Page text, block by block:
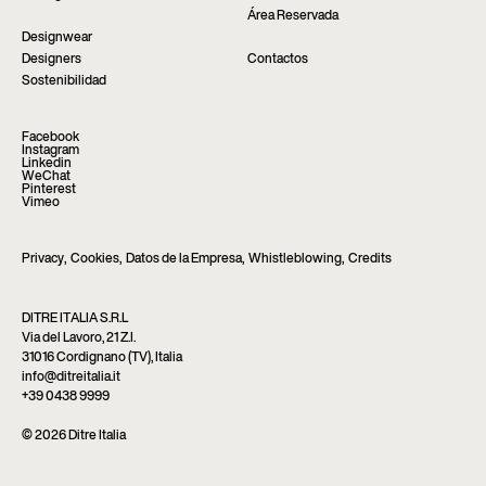
Área Reservada
Designwear
Designers
Contactos
Sostenibilidad
Facebook
Instagram
Linkedin
WeChat
Pinterest
Vimeo
Privacy, Cookies, Datos de la Empresa, Whistleblowing, Credits
DITRE ITALIA S.R.L
Via del Lavoro, 21 Z.I.
31016 Cordignano (TV), Italia
info@ditreitalia.it
+39 0438 9999
© 2026 Ditre Italia